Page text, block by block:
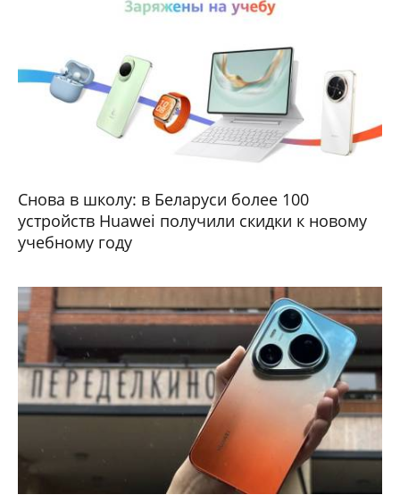
Снова в школу: в Беларуси более 100
устройств Huawei получили скидки к новому
учебному году